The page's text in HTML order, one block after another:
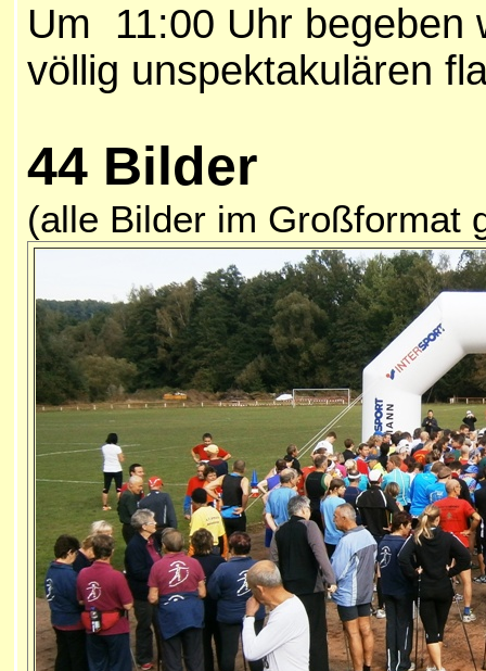
Um 11:00 Uhr begeben
völlig unspektakulären
44 Bilder
(alle Bilder im Großformat